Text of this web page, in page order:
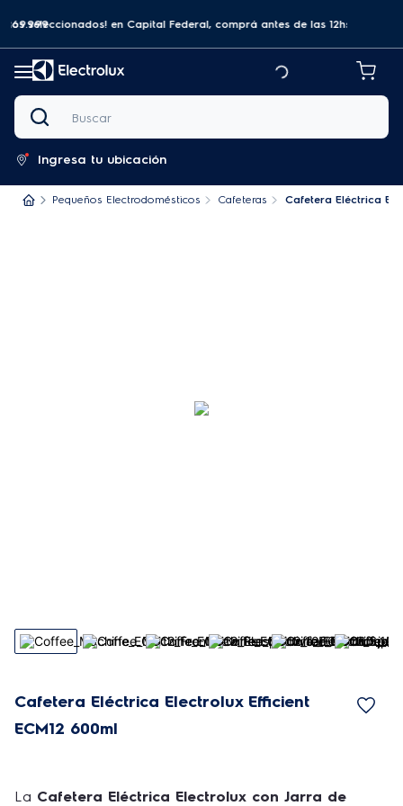
$69.999seleccionados! en Capital Federal, comprá antes de las 12hs y
Buscar
Ingresa tu ubicación
Pequeños Electrodomésticos Cafeteras Cafetera Eléctrica
Cafetera Eléctrica Electrolux Efficient
ECM12 600ml
La Cafetera Eléctrica Electrolux con Jarra de